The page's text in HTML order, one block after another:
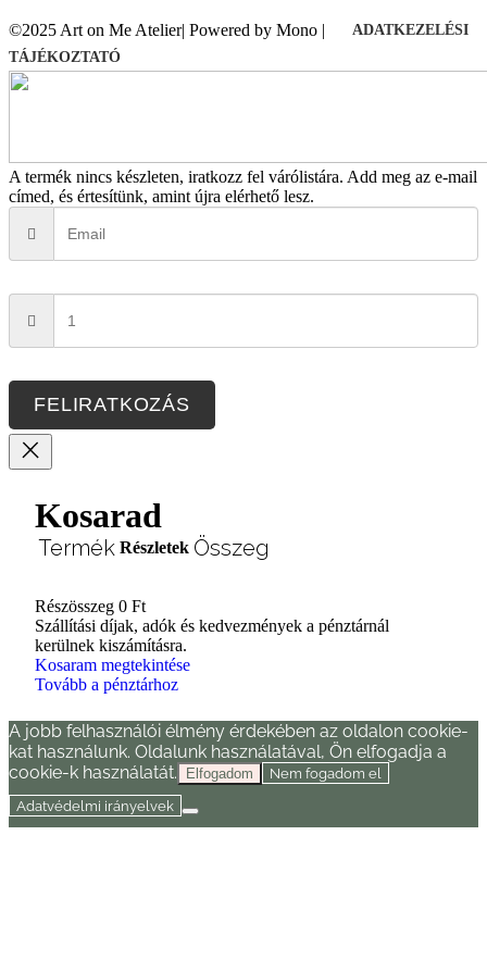
©2025 Art on Me Atelier| Powered by Mono |
ADATKEZELÉSI
TÁJÉKOZTATÓ
A termék nincs készleten, iratkozz fel várólistára. Add meg az e-mail
címed, és értesítünk, amint újra elérhető lesz.
FELIRATKOZÁS
Kosarad
Termékek
a
kosárban
Termék Részletek Összeg
Részösszeg 0 Ft
Szállítási díjak, adók és kedvezmények a pénztárnál
kerülnek kiszámításra.
Kosaram megtekintése
Tovább a pénztárhoz
A jobb felhasználói élmény érdekében az oldalon cookie-
kat használunk. Oldalunk használatával, Ön elfogadja a
cookie-k használatát.
Elfogadom
Nem fogadom el
Adatvédelmi irányelvek